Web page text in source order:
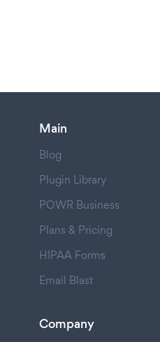
Main
Blog
Plugin Library
POWR Business
Plans & Pricing
HIPAA Forms
Email Blast
Company